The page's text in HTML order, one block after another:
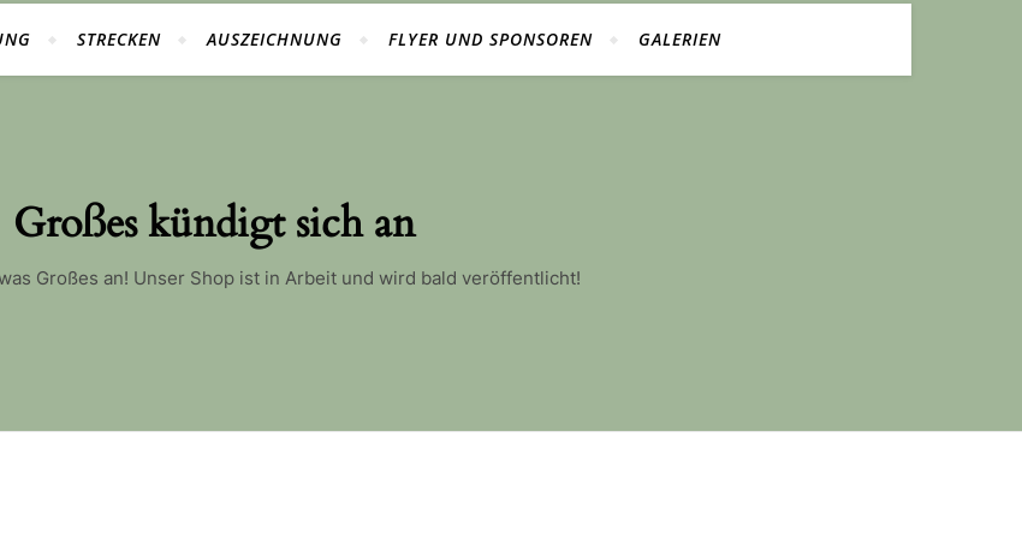
STRECKEN AUSZEICHNUNG FLYER UND SPONSOREN GALERIEN
Großes kündigt sich an
Großes an! Unser Shop ist in Arbeit und wird bald veröffentlicht!